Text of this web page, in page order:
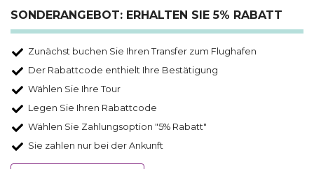
SONDERANGEBOT: ERHALTEN SIE 5% RABATT
Zunächst buchen Sie Ihren Transfer zum Flughafen
Der Rabattcode enthielt Ihre Bestätigung
Wählen Sie Ihre Tour
Legen Sie Ihren Rabattcode
Wählen Sie Zahlungsoption "5% Rabatt"
Sie zahlen nur bei der Ankunft